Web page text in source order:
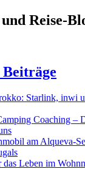
Reise-
Starlink, inwi
Coaching –
am Alqueva-
das Leben im